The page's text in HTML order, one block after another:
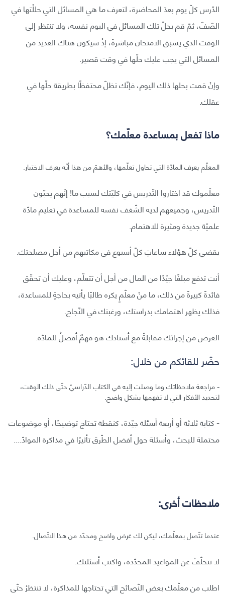
الدّرس كلّ يوم بعدَ المحاضرة، لتعرف ما هي المسائل التي حللْتها في
الصّفّ، ثمّ قم بحلّ تلك المسائل في اليوم نفسه، ولا تنتظر إلى
الوقت الذي يسبق الامتحان مباشرةً، إذْ سيكون هناك العديد من
المسائل التي يجب عليك حلّها في وقت قصير.
وإنْ قمت بحلها ذلك اليوم، فإنّك تظلّ محتفظًا بطريقة حلّها في
عقلك.
ماذا تفعل بمساعدة معلّمك؟
المعلّم يعرف المادّة التي تحاول تعلّمها، والأهمّ من هذا أنّه يعرف الاختبار.
معلّموك قد اختاروا التّدريس في كليّتك لسبب ما! إنّهم يحبّون
التّدريس، وجميعهم لديه الشّغف نفسه للمساعدة في تعليم مادّة
علميّة جديدة ومثيرة للاهتمام.
يقضي كلّ هؤلاء ساعاتٍ كلّ أسبوع في مكاتبهم من أجل مصلحتك.
أنت تدفع مبلغًا جيّدًا من المال من أجل أن تتعلّم، وعليك أن تحقّق
فائدةً كبيرةً من ذلك، ما منْ معلّمٍ يكره طالبًا يأتيه بحاجةٍ للمساعدة،
فذلك يظهر اهتمامك بدراستك، ورغبتك في النّجاح.
الغرض من إجرائك مقابلةً مع أستاذك هو فهمٌ أفضلُ للمادّة.
حضّر للقائكم من خلال:
- مراجعة ملاحظاتك وما وصلت إليه في الكتاب الدّراسيّ حتّى ذلك الوقت،
لتحديد الأفكار التي لا تفهمها بشكل واضح.
- كتابة ثلاثة أو أربعة أسئلة جيّدة، كنقطة تحتاج توضيحًا، أو موضوعات
محتملة للبحث، وأسئلة حول أفضل الطّرق تأثيرًا في مذاكرة الموادّ....
ملاحظات أخرى:
عندما تتّصل بمعلّمك، ليكن لك غرض واضح ومحدّد من هذا الاتّصال.
لا تتخلّفْ عن المواعيد المحدّدة، واكتب أسئلتك.
اطلب من معلّمك بعض النّصائح التي تحتاجها للمذاكرة، لا تنتظرْ حتّى